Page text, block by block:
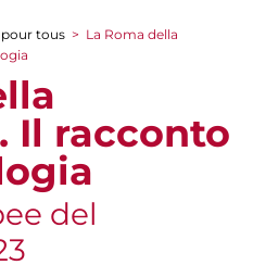
tous > La Roma della
Il racconto
del